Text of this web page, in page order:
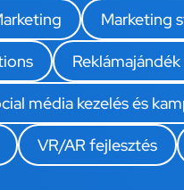
Marketing
média kezelés és
VR/AR fejlesztés